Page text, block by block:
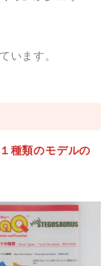
います。
１種類のモデルの